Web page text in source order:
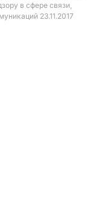
в сфере связи,
23.11.2017